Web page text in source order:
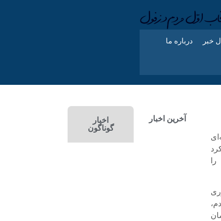
خبر درباره ما
آخرین اخبار
اخبار
گوناگون